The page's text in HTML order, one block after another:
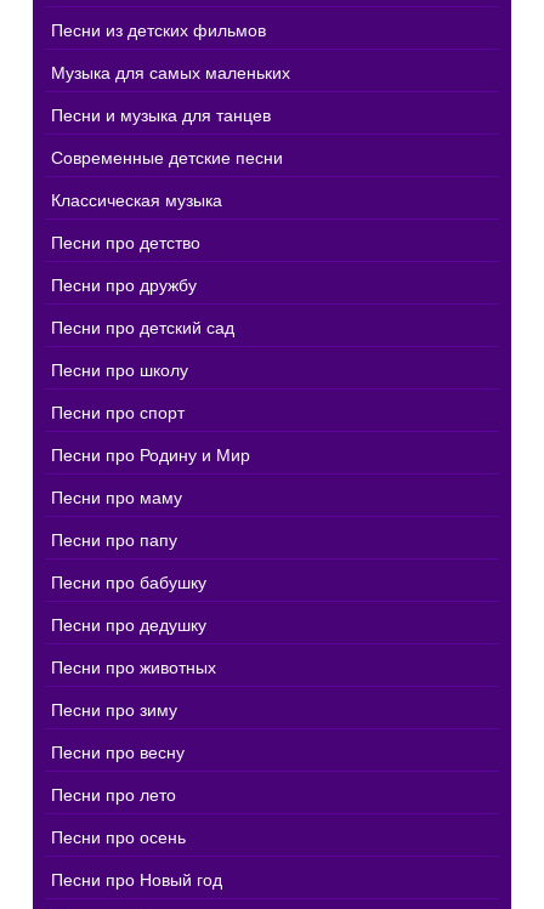
Песни из детских фильмов
Музыка для самых маленьких
Песни и музыка для танцев
Современные детские песни
Классическая музыка
Песни про детство
Песни про дружбу
Песни про детский сад
Песни про школу
Песни про спорт
Песни про Родину и Мир
Песни про маму
Песни про папу
Песни про бабушку
Песни про дедушку
Песни про животных
Песни про зиму
Песни про весну
Песни про лето
Песни про осень
Песни про Новый год